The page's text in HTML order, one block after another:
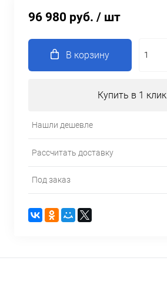
96 980 руб. / шт
В корзину
Купить в 1 клик
Нашли дешевле
Рассчитать доставку
Под заказ